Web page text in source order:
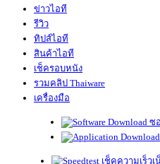
ข่าวไอที
รีวิว
ทิปส์ไอที
สินค้าไอที
เช็ครอบหนัง
รวมคลิป Thaiware
เครื่องมือ
ซ
เช็คความเร็วเ